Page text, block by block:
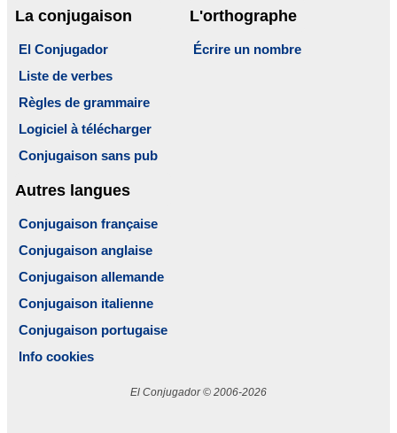
La conjugaison
El Conjugador
Liste de verbes
Règles de grammaire
Logiciel à télécharger
Conjugaison sans pub
L'orthographe
Écrire un nombre
Autres langues
Conjugaison française
Conjugaison anglaise
Conjugaison allemande
Conjugaison italienne
Conjugaison portugaise
Info cookies
El Conjugador © 2006-2026